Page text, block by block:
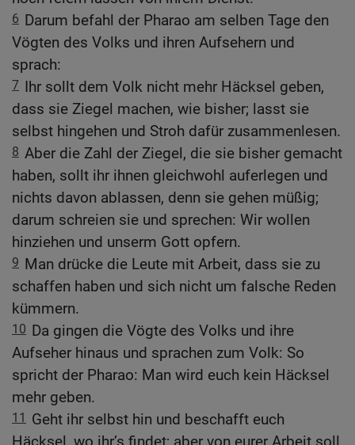
6 Darum befahl der Pharao am selben Tage den
Vögten des Volks und ihren Aufsehern und
sprach:
7 Ihr sollt dem Volk nicht mehr Häcksel geben,
dass sie Ziegel machen, wie bisher; lasst sie
selbst hingehen und Stroh dafür zusammenlesen.
8 Aber die Zahl der Ziegel, die sie bisher gemacht
haben, sollt ihr ihnen gleichwohl auferlegen und
nichts davon ablassen, denn sie gehen müßig;
darum schreien sie und sprechen: Wir wollen
hinziehen und unserm Gott opfern.
9 Man drücke die Leute mit Arbeit, dass sie zu
schaffen haben und sich nicht um falsche Reden
kümmern.
10 Da gingen die Vögte des Volks und ihre
Aufseher hinaus und sprachen zum Volk: So
spricht der Pharao: Man wird euch kein Häcksel
mehr geben.
11
Geht ihr selbst hin und beschafft euch